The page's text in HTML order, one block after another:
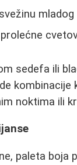
mladog
sedefa ili
noktima ili
paleta boja